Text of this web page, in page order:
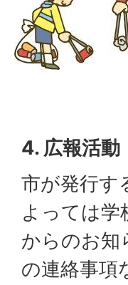
4. 広報活動
市が発行す
よっては学
からのお知
の連絡事項